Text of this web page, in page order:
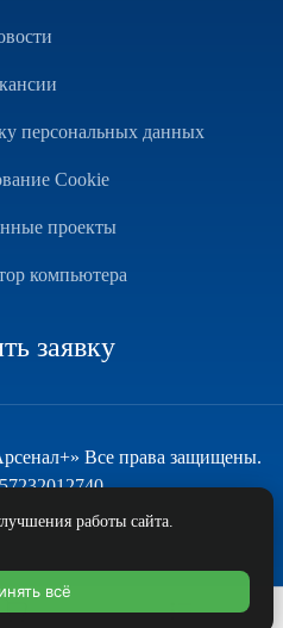
персональных данных
Cookie
проекты
компьютера
заявку
Все права защищены.
работы сайта.
всё